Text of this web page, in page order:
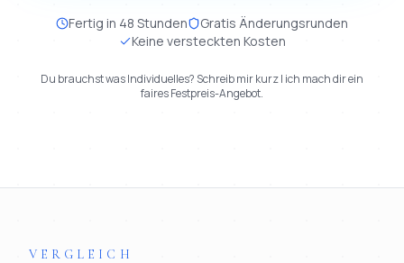
Fertig in 48 Stunden
Gratis Änderungsrunden
Keine versteckten Kosten
Du brauchst was Individuelles? Schreib mir kurz | ich mach dir ein
faires Festpreis-Angebot.
VERGLEICH